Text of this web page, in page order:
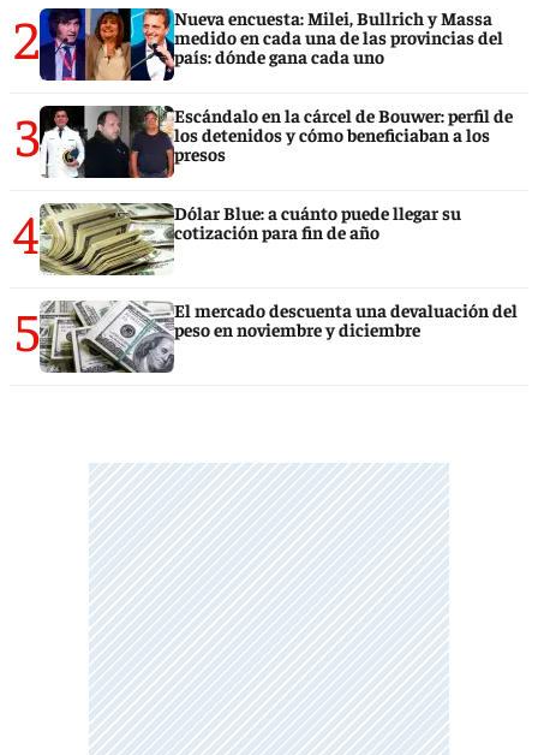
2
Nueva encuesta: Milei, Bullrich y Massa
medido en cada una de las provincias del
país: dónde gana cada uno
3
Escándalo en la cárcel de Bouwer: perfil de
los detenidos y cómo beneficiaban a los
presos
4
Dólar Blue: a cuánto puede llegar su
cotización para fin de año
5
El mercado descuenta una devaluación del
peso en noviembre y diciembre